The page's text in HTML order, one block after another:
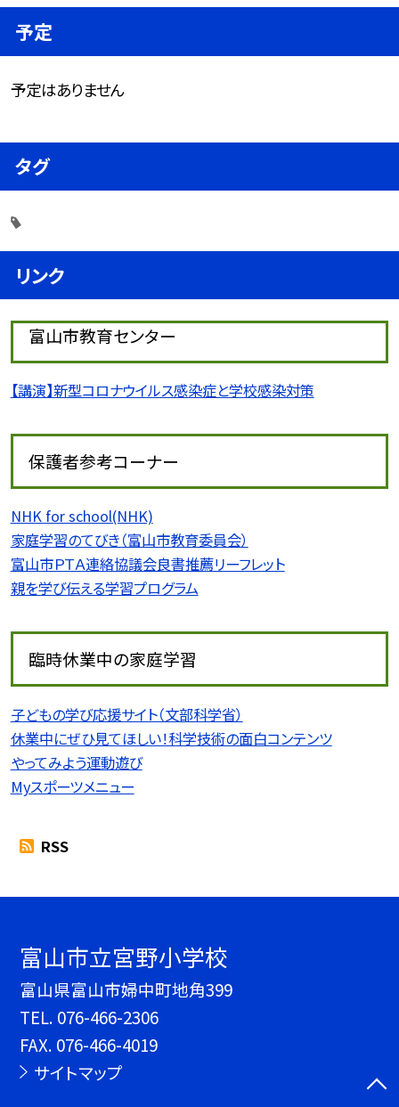
予定
予定はありません
タグ
リンク
富山市教育センター
【講演】新型コロナウイルス感染症と学校感染対策
保護者参考コーナー
NHK for school(NHK)
家庭学習のてびき（富山市教育委員会）
富山市ＰＴＡ連絡協議会良書推薦リーフレット
親を学び伝える学習プログラム
臨時休業中の家庭学習
子どもの学び応援サイト（文部科学省）
休業中にぜひ見てほしい！科学技術の面白コンテンツ
やってみよう運動遊び
Myスポーツメニュー
RSS
富山市立宮野小学校
富山県富山市婦中町地角399
TEL. 076-466-2306
FAX. 076-466-4019
サイトマップ